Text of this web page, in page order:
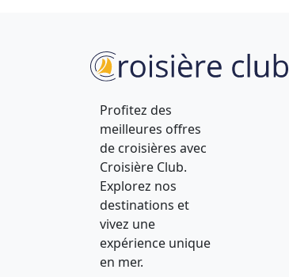
Profitez des
meilleures offres
de croisières avec
Croisière Club.
Explorez nos
destinations et
vivez une
expérience unique
en mer.